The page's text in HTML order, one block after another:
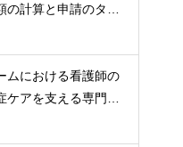
の計算と申請のタイ
ムにおける看護師の
ケアを支える専門的